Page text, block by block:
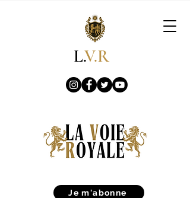
L.V.R
Je m'abonne